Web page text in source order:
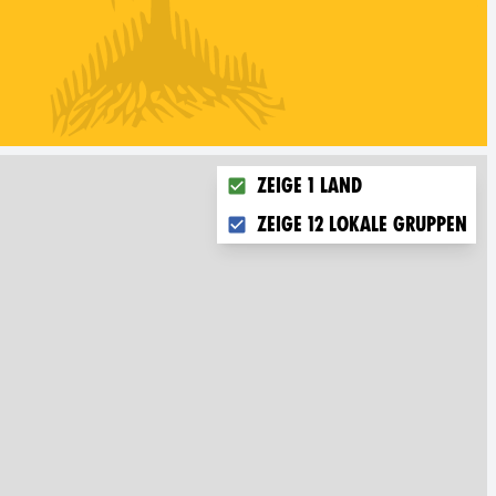
Choose what you want to
Zeige 1 Land
Zeige 12 lokale Gruppen